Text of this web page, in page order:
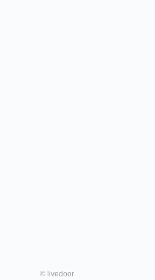
© livedoor